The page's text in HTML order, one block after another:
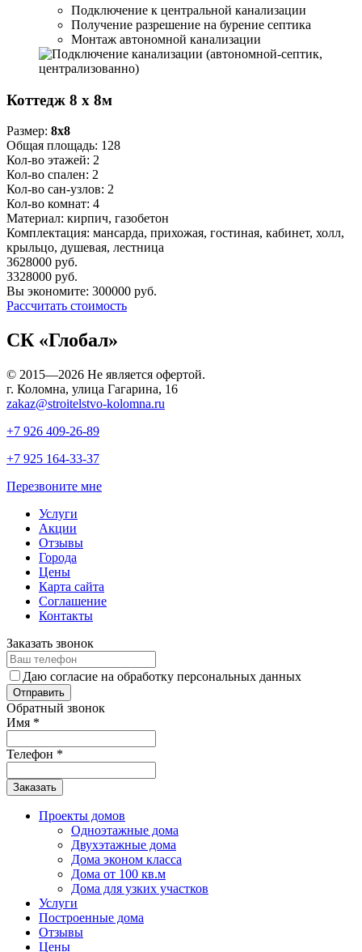
Подключение к центральной канализации
Получение разрешение на бурение септика
Монтаж автономной канализации
Коттедж 8 x 8м
Размер: 8x8
Общая площадь: 128
Кол-во этажей: 2
Кол-во спален: 2
Кол-во сан-узлов: 2
Кол-во комнат: 4
Материал: кирпич, газобетон
Комплектация: мансарда, прихожая, гостиная, кабинет, холл,
крыльцо, душевая, лестница
3628000 руб.
3328000 руб.
Вы экономите: 300000 руб.
Рассчитать стоимость
СК «Глобал»
© 2015—2026 Не является офертой.
г. Коломна, улица Гагарина, 16
zakaz@stroitelstvo-kolomna.ru
+7 926 409-26-89
+7 925 164-33-37
Перезвоните мне
Услуги
Акции
Отзывы
Города
Цены
Карта сайта
Соглашение
Контакты
Заказать звонок
Даю согласие на обработку персональных данных
Обратный звонок
Имя *
Телефон *
Заказать
Проекты домов
Одноэтажные дома
Двухэтажные дома
Дома эконом класса
Дома от 100 кв.м
Дома для узких участков
Услуги
Построенные дома
Отзывы
Цены